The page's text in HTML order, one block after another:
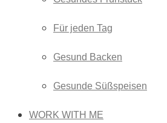
Für jeden Tag
Gesund Backen
Gesunde Süßspeisen
WORK WITH ME